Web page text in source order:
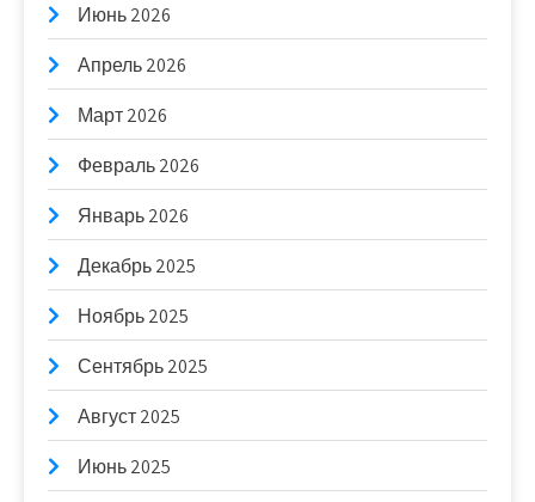
Июнь 2026
Апрель 2026
Март 2026
Февраль 2026
Январь 2026
Декабрь 2025
Ноябрь 2025
Сентябрь 2025
Август 2025
Июнь 2025